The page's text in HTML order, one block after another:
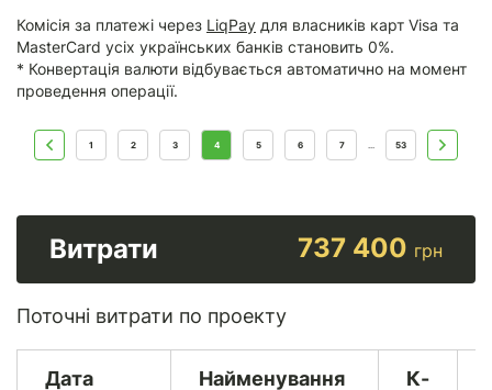
Комісія за платежі через LiqPay для власників карт Visa та
MasterCard усіх українських банків становить 0%.
* Конвертація валюти відбувається автоматично на момент
проведення операції.
1 2 3 4 5 6 7 ... 53
Витрати 737 400 грн
Поточні витрати по проекту
Дата Найменування
К-